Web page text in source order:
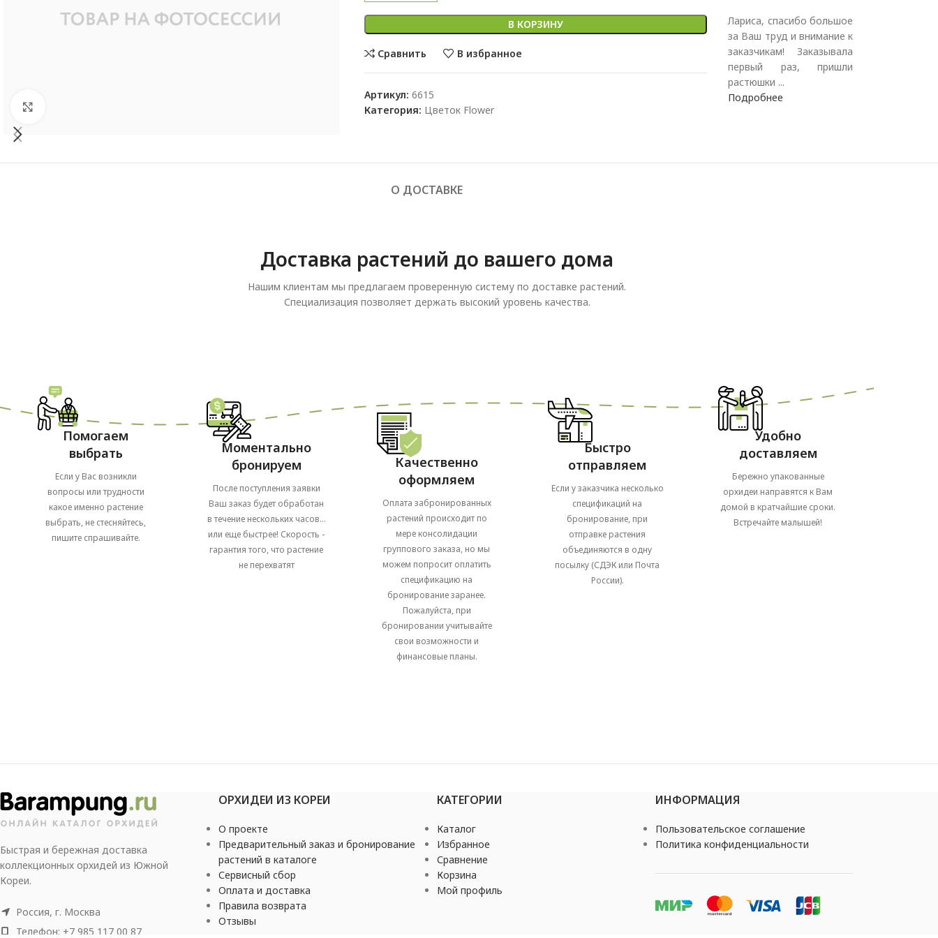
В КОРЗИНУ
Сравнить В избранное
Артикул: 6615
Категория: Цветок Flower
Лариса, спасибо большое
за Ваш труд и внимание к
заказчикам! Заказывала
первый раз, пришли
растюшки ...
Подробнее
О ДОСТАВКЕ
Доставка растений до вашего дома
Нашим клиентам мы предлагаем проверенную систему по доставке растений.
Специализация позволяет держать высокий уровень качества.
Помогаем
выбрать
Если у Вас возникли
вопросы или трудности
какое именно растение
выбрать, не стесняйтесь,
пишите спрашивайте.
Моментально
бронируем
После поступления заявки
Ваш заказ будет обработан
в течение нескольких часов...
или еще быстрее! Скорость -
гарантия того, что растение
не перехватят
Качественно
оформляем
Оплата забронированных
растений происходит по
мере консолидации
группового заказа, но мы
можем попросит оплатить
спецификацию на
бронирование заранее.
Пожалуйста, при
бронировании учитывайте
свои возможности и
финансовые планы.
Быстро
отправляем
Если у заказчика несколько
спецификаций на
бронирование, при
отправке растения
объединяются в одну
посылку (СДЭК или Почта
России).
Удобно
доставляем
Бережно упакованные
орхидеи направятся к Вам
домой в кратчайшие сроки.
Встречайте малышей!
Быстрая и бережная доставка
коллекционных орхидей из Южной
Кореи.
Россия, г. Москва
Телефон: +7 985 117 00 87
ОРХИДЕИ ИЗ КОРЕИ
О проекте
Предварительный заказ и бронирование
растений в каталоге
Сервисный сбор
Оплата и доставка
Правила возврата
Отзывы
КАТЕГОРИИ
Каталог
Избранное
Сравнение
Корзина
Мой профиль
ИНФОРМАЦИЯ
Пользовательское соглашение
Политика конфиденциальности